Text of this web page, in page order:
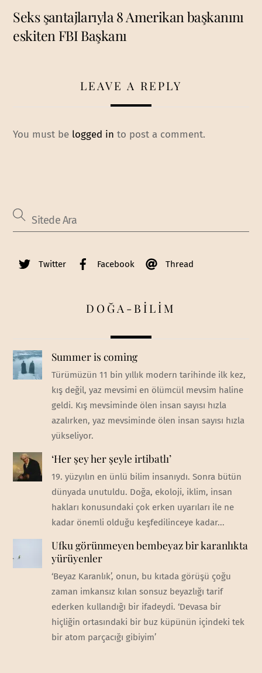
Seks şantajlarıyla 8 Amerikan başkanını
eskiten FBI Başkanı
LEAVE A REPLY
You must be logged in to post a comment.
Twitter Facebook Thread
DOĞA-BİLİM
Summer is coming
Türümüzün 11 bin yıllık modern tarihinde ilk kez,
kış değil, yaz mevsimi en ölümcül mevsim haline
geldi. Kış mevsiminde ölen insan sayısı hızla
azalırken, yaz mevsiminde ölen insan sayısı hızla
yükseliyor.
‘Her şey her şeyle irtibatlı’
19. yüzyılın en ünlü bilim insanıydı. Sonra bütün
dünyada unutuldu. Doğa, ekoloji, iklim, insan
hakları konusundaki çok erken uyarıları ile ne
kadar önemli olduğu keşfedilinceye kadar...
Ufku görünmeyen bembeyaz bir karanlıkta
yürüyenler
‘Beyaz Karanlık’, onun, bu kıtada görüşü çoğu
zaman imkansız kılan sonsuz beyazlığı tarif
ederken kullandığı bir ifadeydi. ‘Devasa bir
hiçliğin ortasındaki bir buz küpünün içindeki tek
bir atom parçacığı gibiyim’